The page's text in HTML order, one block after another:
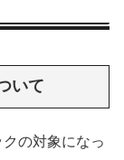
いて
の対象になっ